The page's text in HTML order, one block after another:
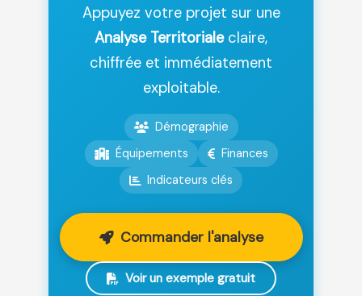
Appuyez votre projet sur une
Analyse Territorialeclaire,
chiffrée et immédiatement
exploitable.
Démographie
Équipements
Finances
Indicateurs clés
Commander l'analyse
Voir un exemple gratuit